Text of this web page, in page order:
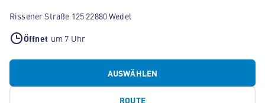
Rissener Straße 125 22880 Wedel
Öffnet um 7 Uhr
AUSWÄHLEN
ROUTE